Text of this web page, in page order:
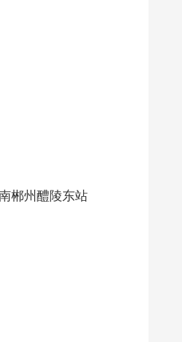
郴州醴陵东站